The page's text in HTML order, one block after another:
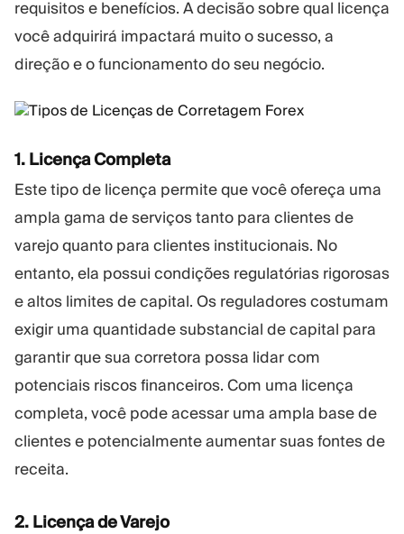
requisitos e benefícios. A decisão sobre qual licença
você adquirirá impactará muito o sucesso, a
direção e o funcionamento do seu negócio.
1. Licença Completa
Este tipo de licença permite que você ofereça uma
ampla gama de serviços tanto para clientes de
varejo quanto para clientes institucionais. No
entanto, ela possui condições regulatórias rigorosas
e altos limites de capital. Os reguladores costumam
exigir uma quantidade substancial de capital para
garantir que sua corretora possa lidar com
potenciais riscos financeiros. Com uma licença
completa, você pode acessar uma ampla base de
clientes e potencialmente aumentar suas fontes de
receita.
2. Licença de Varejo